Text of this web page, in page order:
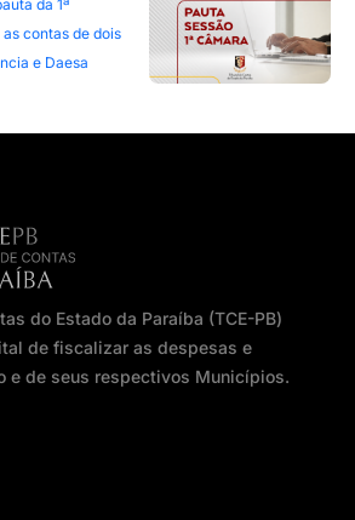
da 1ª
contas de dois
e Daesa
do Estado da Paraíba (TCE-PB)
de fiscalizar as despesas e
e de seus respectivos Municípios.